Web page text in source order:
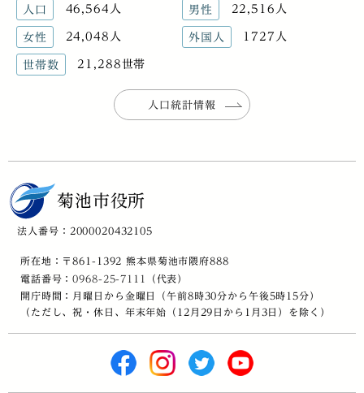
人口 46,564人 男性 22,516人
女性 24,048人 外国人 1727人
世帯数 21,288世帯
人口統計情報
菊池市役所
法人番号：2000020432105
所在地：〒861-1392 熊本県菊池市隈府888
電話番号：0968-25-7111
（代表）
開庁時間：月曜日から金曜日（午前8時30分から午後5時15分）
（ただし、祝・休日、年末年始（12月29日から1月3日）を除く）